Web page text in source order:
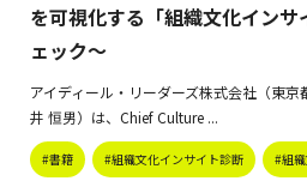
を可視化する「組織文化イン
ェック〜
アイディール・リーダーズ株式会社（東
井 恒男）は、Chief Culture ...
#書籍 #組織文化インサイト診断 #組